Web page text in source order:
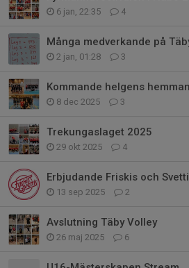
6 jan, 22:35 4
Många medverkande på
2 jan, 01:28 3
Kommande helgens
8 dec 2025 3
Trekungaslaget 2025
29 okt 2025 4
Erbjudande Friskis och
13 sep 2025 2
Avslutning Täby Volley
26 maj 2025 6